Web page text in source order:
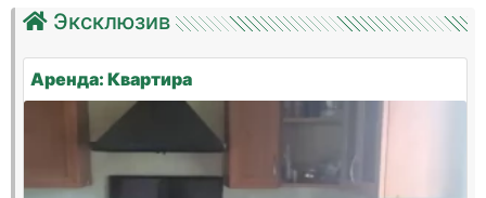
Эксклюзив
Аренда: Квартира